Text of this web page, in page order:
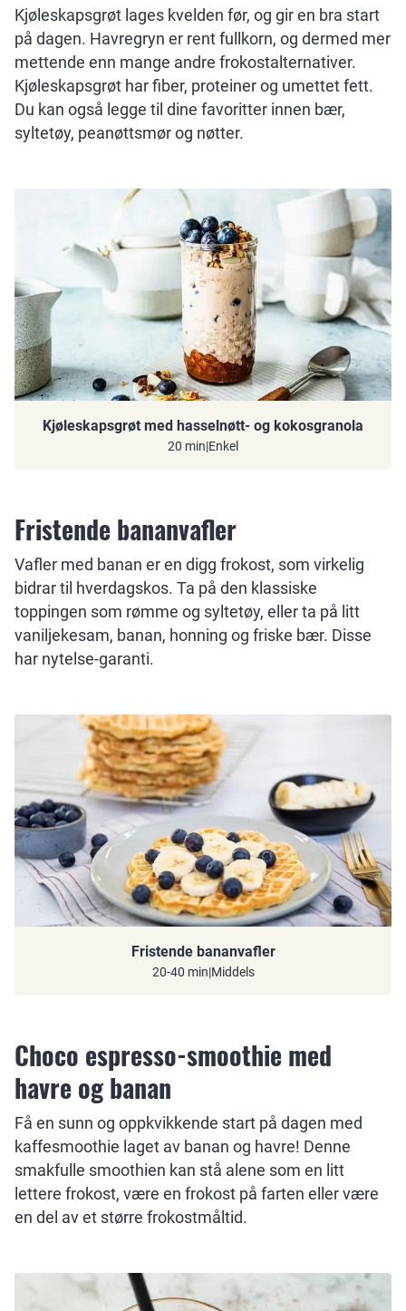
Kjøleskapsgrøt lages kvelden før, og gir en bra start
på dagen. Havregryn er rent fullkorn, og dermed mer
mettende enn mange andre frokostalternativer.
Kjøleskapsgrøt har fiber, proteiner og umettet fett.
Du kan også legge til dine favoritter innen bær,
syltetøy, peanøttsmør og nøtter.
Kjøleskapsgrøt med hasselnøtt- og kokosgranola
20 min|Enkel
Fristende bananvafler
Vafler med banan er en digg frokost, som virkelig
bidrar til hverdagskos. Ta på den klassiske
toppingen som rømme og syltetøy, eller ta på litt
vaniljekesam, banan, honning og friske bær. Disse
har nytelse-garanti.
Fristende bananvafler
20-40 min|Middels
Choco espresso-smoothie med
havre og banan
Få en sunn og oppkvikkende start på dagen med
kaffesmoothie laget av banan og havre! Denne
smakfulle smoothien kan stå alene som en litt
lettere frokost, være en frokost på farten eller være
en del av et større frokostmåltid.